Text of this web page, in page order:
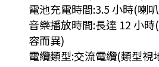
電池充電時間:3.5 小時(喇
音樂播放時間:長達 12 小
容而異)
電纜類型:交流電纜(類型視